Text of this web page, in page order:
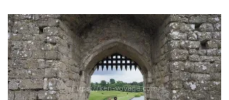
READ MORE